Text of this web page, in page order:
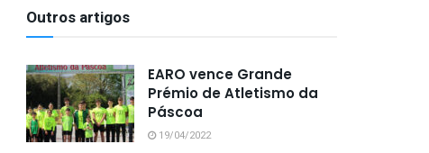
Outros artigos
EARO vence Grande
Prémio de Atletismo da
Páscoa
19/04/2022